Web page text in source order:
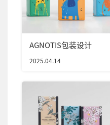
AGNOTIS包装设计
2025.04.14